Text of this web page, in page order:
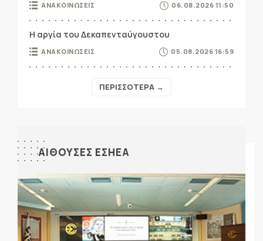
ΑΝΑΚΟΙΝΩΣΕΙΣ 06.08.2026 11:50
Η αργία του Δεκαπενταύγουστου
ΑΝΑΚΟΙΝΩΣΕΙΣ 05.08.2026 16:59
ΠΕΡΙΣΣΟΤΕΡΑ →
ΑΙΘΟΥΣΕΣ ΕΣΗΕΑ